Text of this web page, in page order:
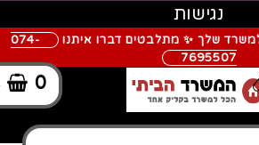
שלך ✨ מתלבטים דברו איתנו
074-
7695507
0
מותגים
נגישות